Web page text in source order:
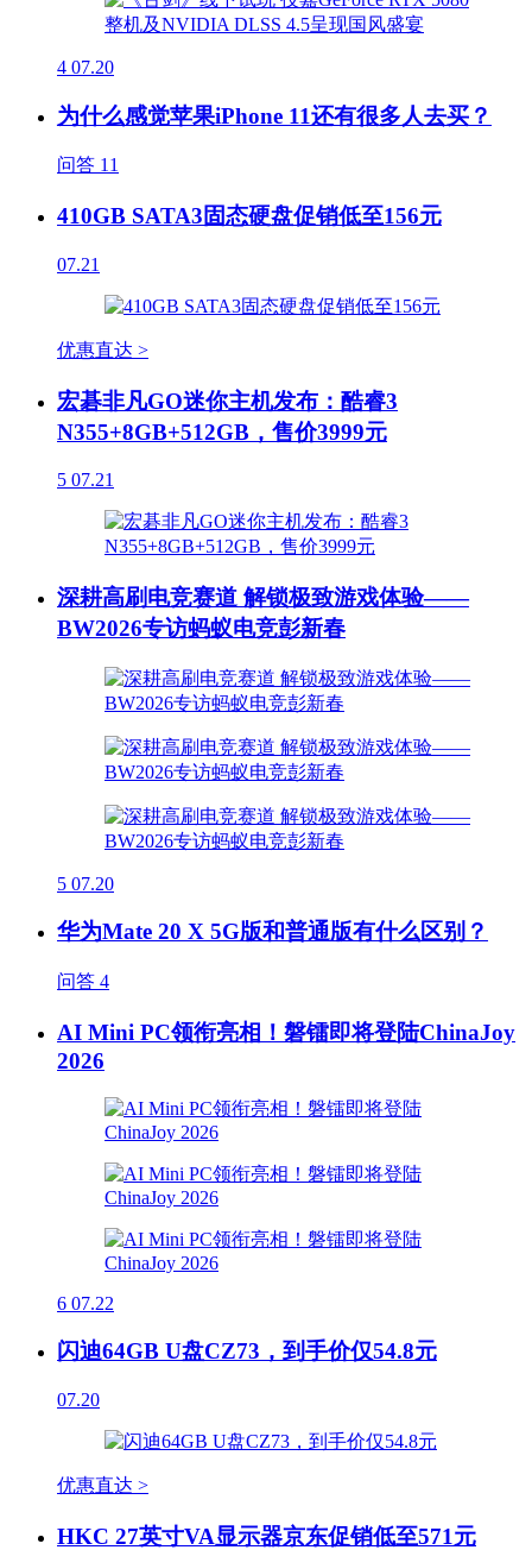
4 07.20
为什么感觉苹果iPhone 11还有很多人去买？
问答 11
410GB SATA3固态硬盘促销低至156元
07.21
优惠直达 >
宏碁非凡GO迷你主机发布：酷睿3
N355+8GB+512GB，售价3999元
5 07.21
深耕高刷电竞赛道 解锁极致游戏体验——
BW2026专访蚂蚁电竞彭新春
5 07.20
华为Mate 20 X 5G版和普通版有什么区别？
问答 4
AI Mini PC领衔亮相！磐镭即将登陆ChinaJoy
2026
6 07.22
闪迪64GB U盘CZ73，到手价仅54.8元
07.20
优惠直达 >
HKC 27英寸VA显示器京东促销低至571元